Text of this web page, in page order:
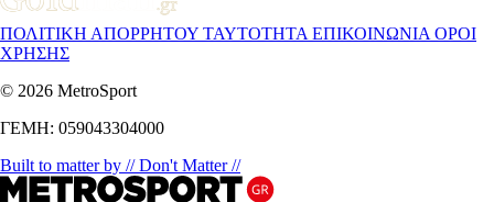
ΠΟΛΙΤΙΚΗ ΑΠΟΡΡΗΤΟΥ ΤΑΥΤΟΤΗΤΑ ΕΠΙΚΟΙΝΩΝΙΑ ΟΡΟΙ
ΧΡΗΣΗΣ
© 2026 MetroSport
ΓΕΜΗ: 059043304000
Built to matter by // Don't Matter //